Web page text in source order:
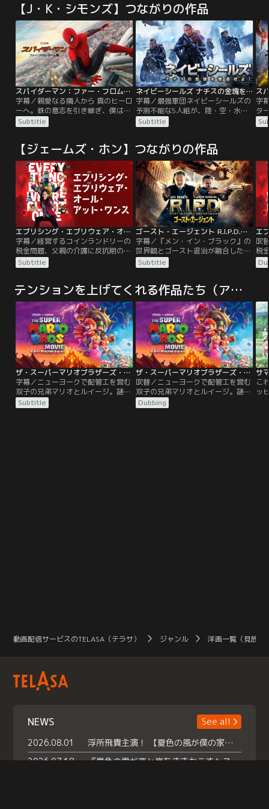
【J・K・シモンズ】つながりの作品
スパイダーマン：ファー・フロム・ホーム／字幕
字幕／親愛なる隣人から 真のヒーロ
ーへ。鉄の意志を引き継ぎ、僕は闘
う。ピーターは夏休みに、学校の友
人たちとヨーロッパ旅行に出かけ
元S.H.I.E.L.D.長官であるニック・フ
ューリーだった。迫りくる新たな脅
威を察したニックは、スパイダーマ
ンの力を必要としていたのだ。目の
前に立ちはだかる脅威に立ち向かう
使命を…。
Subtitle
ネイビーシールズ ナチスの金塊を奪還せよ！／字幕【リュック・ベッソン製作・脚本】
字幕／最強軍団ネイビーシールズの
予測不能な5人組が、陸・空・水を
縦横無尽に大暴走！湖底に沈んだナ
チスの金塊奪還大作戦、始動！！タ
真っただ中にある湖の水深45mの湖
底から、重さ27トンの金塊をどう運
び出すのか？彼らのとんでもない奇
策とは！？
Subtitle
字
タ
を
を
レ
い
う
っ
に
【ジェームズ・ホン】つながりの作品
エブリシング・エブリウェア・オール・アット・ワンス／字幕
字幕／経営するコインランドリーの
税金問題、父親の介護に反抗期の
娘、優しいだけで頼りにならない夫
と、盛りだくさんのトラブルを抱え
った“別の宇宙の夫”から、「全宇宙
にカオスをもたらす強大な悪を倒せ
るのは君だけだ」と世界の命運を託
される。まさかと驚くエヴリンだ
が、悪の手先に襲われマルチバース
にジャンプ！
Subtitle
ゴースト・エージェント R.I.P.D.／字幕【ライアン・レイノルズ＋ジェフ・ブリッジス】
字幕／『メン・イン・ブラック』の
世界観とゴースト退治が融合したバ
ディアクション・エンターテインメ
ント！人間の姿で現世にはびこる悪
後の世界のエージェント、その名も
「R.I.P.D.」！ユニークな悪霊退治の
方法やモンスター化したゴーストと
の壮絶な戦いを最新のVFX技術で映
像化した大迫力のアクション作品！
Subtitle
吹
税
娘
と
る
さ
が
に
テンションを上げてくれる作品たち（アニメ）
ザ・スーパーマリオブラザーズ・ムービー／字幕
字幕／ニューヨークで配管工を営む
双子の兄弟マリオとルイージ。謎の
土管で迷いこんだのは、魔法に満ち
た新世界。はなればなれになってし
Subtitle
ザ・スーパーマリオブラザーズ・ムービー／吹替
吹替／ニューヨークで配管工を営む
双子の兄弟マリオとルイージ。謎の
土管で迷いこんだのは、魔法に満ち
た新世界。はなればなれになってし
Dubbing
サ
こ
ッ
動画配信サービスのTELASA（テラサ） ジャンル 洋画一覧（見放題
NEWS
See all
2026.08.01
浮所飛貴主演！ 【夏色の風が僕の家にやってきた】 本日よりテラサで独占配信スタート！
2026.07.18
『夏色の雲が恋と嵐をまきおこす』スペシャルメイキング 【Part1】2026年７月18日（土）23時30分～配信スタート！話題のシーンの裏側を大公開！豪華キャスト大集合！ 『武宮家 真夏の家族会議』開催！